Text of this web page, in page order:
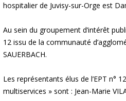
hospitalier de Juvisy-sur-Orge est
Au sein du groupement d’intérêt
12 issu de la communauté
SAUERBACH.
Les représentants élus de l’EPT n°
multiservices » sont : Jean-Marie